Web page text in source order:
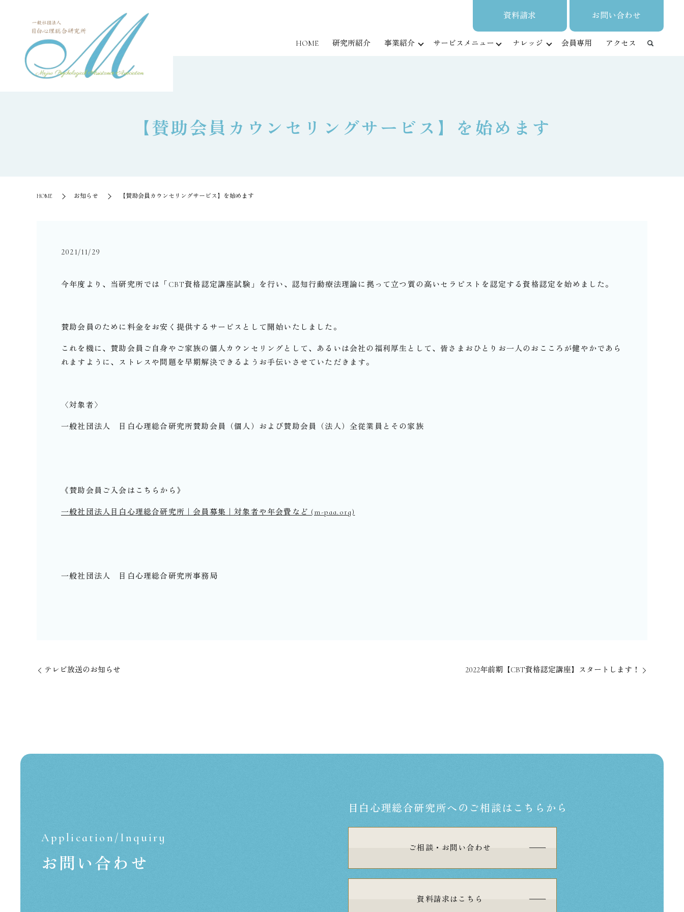
資料請求 お問い合わせ
HOME 研究所紹介 事業紹介 サービスメニュー ナレッジ 会員専用 アクセス
【賛助会員カウンセリングサービス】を始めます
HOME お知らせ 【賛助会員カウンセリングサービス】を始めます
2021/11/29
今年度より、当研究所では「CBT資格認定講座試験」を行い、認知行動療法理論に拠って立つ質の高いセラピストを認定する資格認定を始めました。
賛助会員のために料金をお安く提供するサービスとして開始いたしました。
これを機に、賛助会員ご自身やご家族の個人カウンセリングとして、あるいは会社の福利厚生として、皆さまおひとりお一人のおこころが健やかであら
れますように、ストレスや問題を早期解決できるようお手伝いさせていただきます。
〈対象者〉
一般社団法人 目白心理総合研究所賛助会員（個人）および賛助会員（法人）全従業員とその家族
《賛助会員ご入会はこちらから》
一般社団法人目白心理総合研究所｜会員募集｜対象者や年会費など (m-paa.org)
一般社団法人 目白心理総合研究所事務局
テレビ放送のお知らせ 2022年前期【CBT資格認定講座】スタートします！
Application/Inquiry
お問い合わせ
目白心理総合研究所への ご相談はこちらから
ご相談・ お問い合わせ
資料請求はこちら